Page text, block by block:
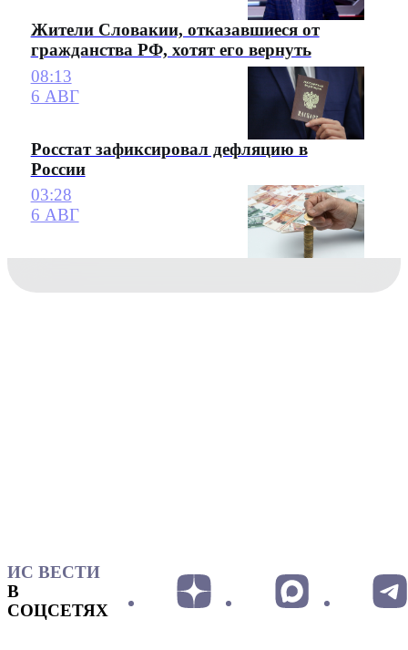
Жители Словакии, отказавшиеся от
гражданства РФ, хотят его вернуть
08:13
6 АВГ
Росстат зафиксировал дефляцию в
России
03:28
6 АВГ
ИС ВЕСТИ
В
СОЦСЕТЯХ